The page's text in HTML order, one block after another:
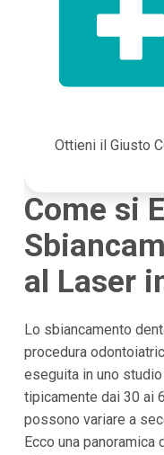
Ottieni il Giusto
Come si
al Laser
Lo sbiancamento
procedura
eseguita in uno
tipicamente dai 30 ai
possono variare a
Ecco una panoramica